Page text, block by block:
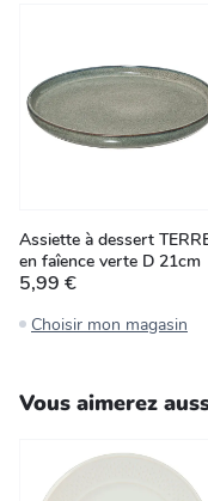
Assiette à dessert
en faîence verte D 21cm
5,99 €
Choisir mon magasin
Vous aimerez